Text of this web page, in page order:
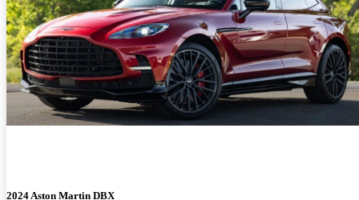
2024 Aston Martin DBX